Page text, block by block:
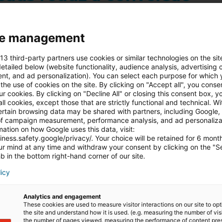
. Quando todos os contactos são tratados da mesma
de
e o perfil dos leads, distinguindo claramente entre:
marketingeoutbound marketing, aumentando a
a prospeção de clientes e a eficiência comercial.
mais: Como usar redes sociais para gerar leads
management
third-party partners use cookies or similar technologies on the
below (website functionality, audience analysis, advertising
and ad personalization). You can select each purpose for which
use of cookies on the site. By clicking on "Accept all", you
cookies. By clicking on "Decline All" or closing this consent box,
cookies, except those that are strictly functional and technical.
browsing data may be shared with partners, including
campaign measurement, performance analysis, and ad
on how Google uses this data, visit:
privacy/. Your choice will be retained for 6
mind at any time and withdraw your consent by clicking on the
in the bottom right-hand corner of our site.
Analytics and engagement
These cookies are used to measure visitor interactions on our site to
the site and understand how it is used. (e.g. measuring the number of
the number of pages viewed, measuring the performance of content